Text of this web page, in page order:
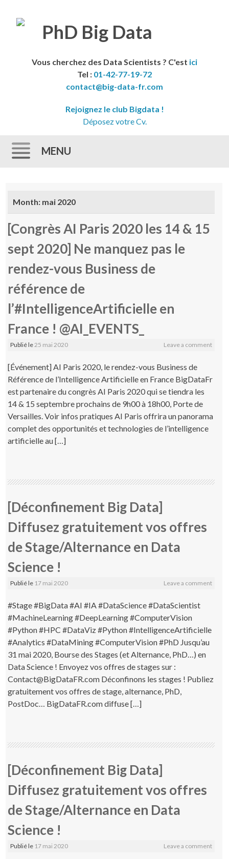
Vous cherchez des Data Scientists ? C'est ici
Tel : 01-42-77-19-72
contact@big-data-fr.com
Rejoignez le club Bigdata !
Déposez votre Cv.
MENU
Month: mai 2020
[Congrès AI Paris 2020 les 14 & 15
sept 2020] Ne manquez pas le
rendez-vous Business de
référence de
l’#IntelligenceArtificielle en
France ! @AI_EVENTS_
Publié le25 mai 2020 Leave a comment
[Événement] AI Paris 2020, le rendez-vous Business de
Référence de l’Intelligence Artificielle en France BigDataFr
est partenaire du congrès AI Paris 2020 qui se tiendra les
14 & 15 septembre prochains de 9h00 à 18h00, Porte de
Versailles. Voir infos pratiques AI Paris offrira un panorama
complet des opportunités et technologies de l’intelligence
artificielle au […]
[Déconfinement Big Data]
Diffusez gratuitement vos offres
de Stage/Alternance en Data
Science !
Publié le 17 mai 2020 Leave a comment
#Stage #BigData #AI #IA #DataScience #DataScientist
#MachineLearning #DeepLearning #ComputerVision
#Python #HPC #DataViz #Python #IntelligenceArtificielle
#Analytics #DataMining #ComputerVision #PhD Jusqu’au
31 mai 2020, Bourse des Stages (et Alternance, PhD…) en
Data Science ! Envoyez vos offres de stages sur :
Contact@BigDataFR.com Déconfinons les stages ! Publiez
gratuitement vos offres de stage, alternance, PhD,
PostDoc… BigDataFR.com diffuse […]
[Déconfinement Big Data]
Diffusez gratuitement vos offres
de Stage/Alternance en Data
Science !
Publié le 17 mai 2020 Leave a comment